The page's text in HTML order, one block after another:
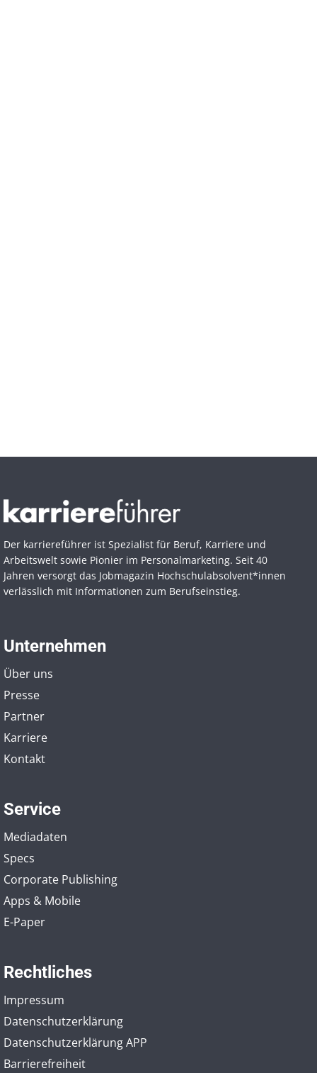
Der karriereführer ist Spezialist für Beruf, Karriere und
Arbeitswelt sowie Pionier im Personal­marketing. Seit 40
Jahren versorgt das Jobmagazin Hochschul­absolvent*innen
verlässlich mit Informationen zum Berufseinstieg.
Unternehmen
Über uns
Presse
Partner
Karriere
Kontakt
Service
Mediadaten
Specs
Corporate Publishing
Apps & Mobile
E-Paper
Rechtliches
Impressum
Datenschutzerklärung
Datenschutzerklärung APP
Barrierefreiheit